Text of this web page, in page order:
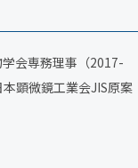
会専務理事（2017-
顕微鏡工業会JIS原案